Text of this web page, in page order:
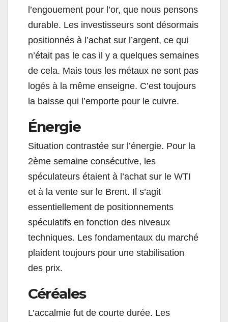
l’engouement pour l’or, que nous pensons
durable. Les investisseurs sont désormais
positionnés à l’achat sur l’argent, ce qui
n’était pas le cas il y a quelques semaines
de cela. Mais tous les métaux ne sont pas
logés à la même enseigne. C’est toujours
la baisse qui l’emporte pour le cuivre.
Énergie
Situation contrastée sur l’énergie. Pour la
2ème semaine consécutive, les
spéculateurs étaient à l’achat sur le WTI
et à la vente sur le Brent. Il s’agit
essentiellement de positionnements
spéculatifs en fonction des niveaux
techniques. Les fondamentaux du marché
plaident toujours pour une stabilisation
des prix.
Céréales
L’accalmie fut de courte durée. Les